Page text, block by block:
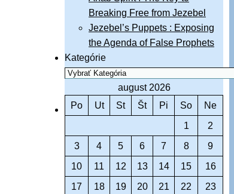
Breaking Free from Jezebel
Jezebel’s Puppets : Exposing
the Agenda of False Prophets
Kategórie
august 2026
Po
Ut St Št Pi So
Ne
1
2
3
4 5 6 7 8
9
10
11 12 13 14 15
16
17
18 19 20 21 22
23